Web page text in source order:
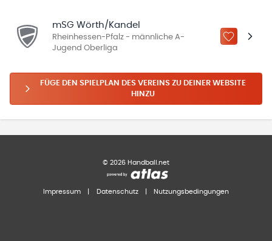
mSG Wörth/Kandel
Rheinhessen-Pfalz - männliche A-
Jugend Oberliga
ZU „MEINE
FÜGE DEN SPIELPLAN DES VEREINS ZU DEINER WEBSITE
HINZU
© 2026 Handball.net
Impressum Datenschutz Nutzungsbedingungen